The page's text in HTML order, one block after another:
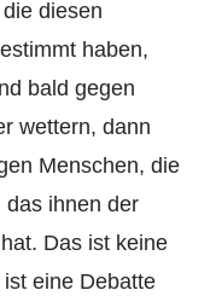
diesen
haben,
bald gegen
wettern, dann
Menschen, die
das ihnen der
Das ist keine
eine Debatte